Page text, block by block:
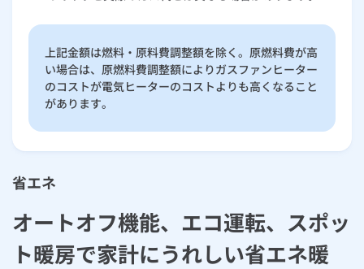
上記金額は燃料・原料費調整額を除く。原燃料費が高
い場合は、原燃料費調整額によりガスファンヒーター
のコストが電気ヒーターのコストよりも高くなること
があります。
省エネ
オートオフ機能、エコ運転、スポッ
ト暖房で家計にうれしい省エネ暖